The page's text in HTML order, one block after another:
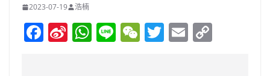
2023-07-19 浩楠
F Si W Li W T E